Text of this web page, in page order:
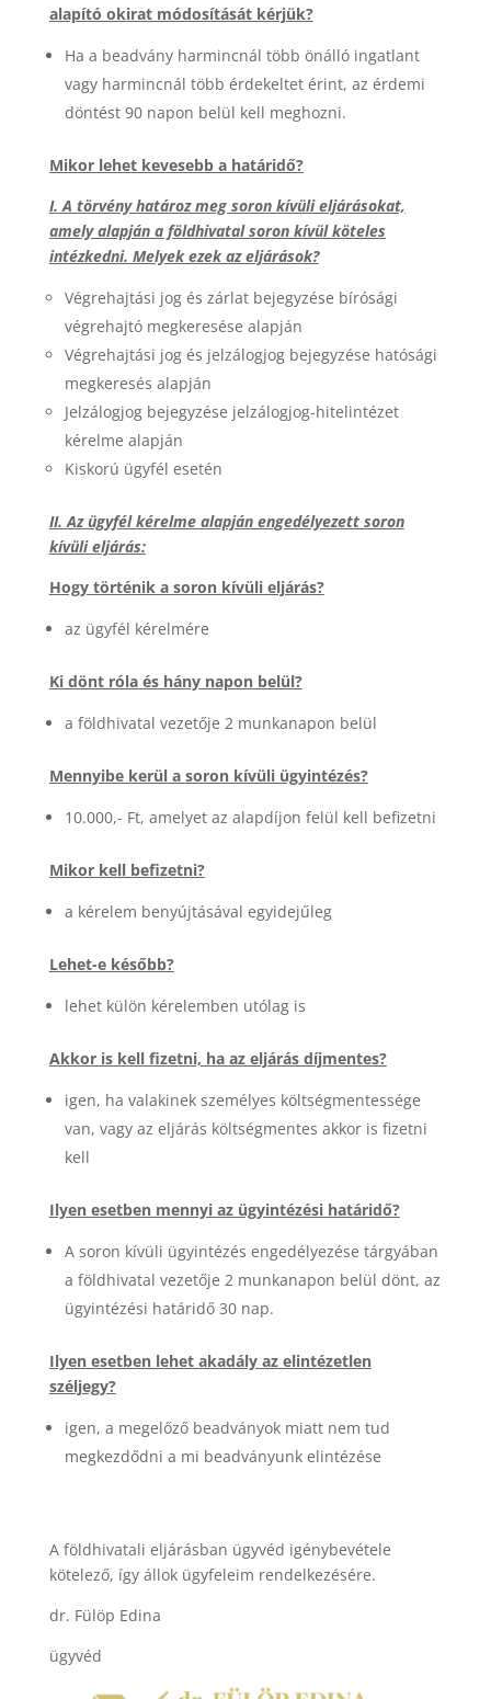
alapító okirat módosítását kérjük?
Ha a beadvány harmincnál több önálló ingatlant
vagy harmincnál több érdekeltet érint, az érdemi
döntést 90 napon belül kell meghozni.
Mikor lehet kevesebb a határidő?
I. A törvény határoz meg soron kívüli eljárásokat,
amely alapján a földhivatal soron kívül köteles
intézkedni. Melyek ezek az eljárások?
Végrehajtási jog és zárlat bejegyzése bírósági
végrehajtó megkeresése alapján
Végrehajtási jog és jelzálogjog bejegyzése hatósági
megkeresés alapján
Jelzálogjog bejegyzése jelzálogjog-hitelintézet
kérelme alapján
Kiskorú ügyfél esetén
II. Az ügyfél kérelme alapján engedélyezett soron
kívüli eljárás:
Hogy történik a soron kívüli eljárás?
az ügyfél kérelmére
Ki dönt róla és hány napon belül?
a földhivatal vezetője 2 munkanapon belül
Mennyibe kerül a soron kívüli ügyintézés?
10.000,- Ft, amelyet az alapdíjon felül kell befizetni
Mikor kell befizetni?
a kérelem benyújtásával egyidejűleg
Lehet-e később?
lehet külön kérelemben utólag is
Akkor is kell fizetni, ha az eljárás díjmentes?
igen, ha valakinek személyes költségmentessége
van, vagy az eljárás költségmentes akkor is fizetni
kell
Ilyen esetben mennyi az ügyintézési határidő?
A soron kívüli ügyintézés engedélyezése tárgyában
a földhivatal vezetője 2 munkanapon belül dönt, az
ügyintézési határidő 30 nap.
Ilyen esetben lehet akadály az elintézetlen
széljegy?
igen, a megelőző beadványok miatt nem tud
megkezdődni a mi beadványunk elintézése
A földhivatali eljárásban ügyvéd igénybevétele
kötelező, így állok ügyfeleim rendelkezésére.
dr. Fülöp Edina
ügyvéd